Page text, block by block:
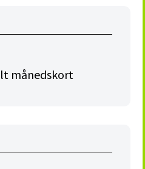
månedskort